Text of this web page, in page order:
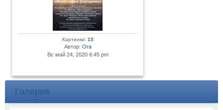
Картинки: 15
Автор: Ora
Вс май 24, 2020 6:45 pm
Галерея